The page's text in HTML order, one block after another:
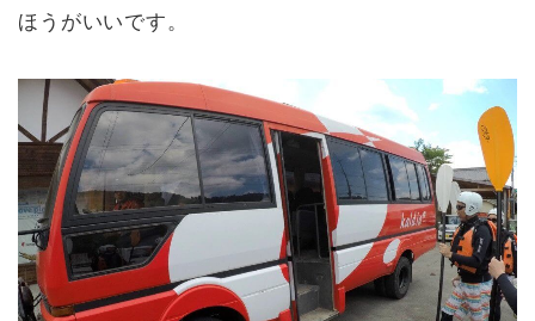
ほうがいいです。